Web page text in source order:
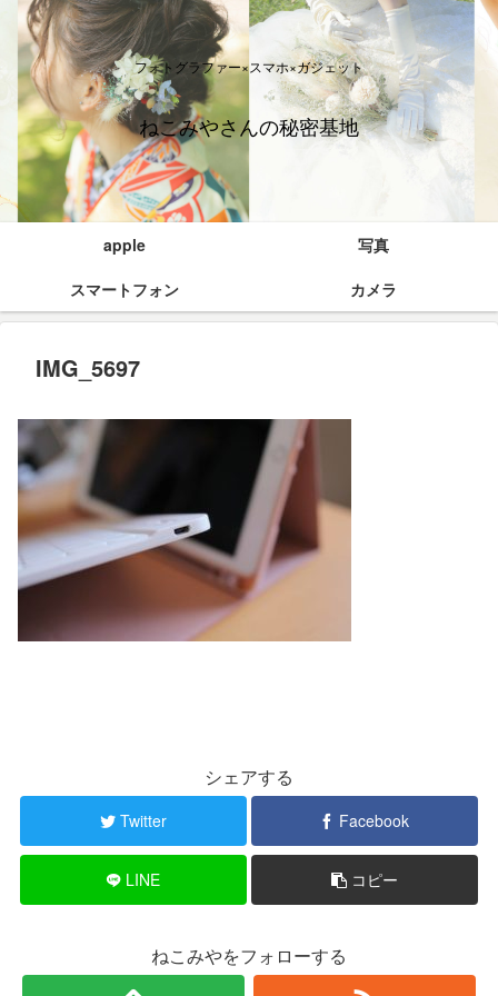
フォトグラファー×スマホ×ガジェット
ねこみやさんの秘密基地
apple
写真
スマートフォン
カメラ
IMG_5697
シェアする
Twitter Facebook
LINE コピー
ねこみやをフォローする